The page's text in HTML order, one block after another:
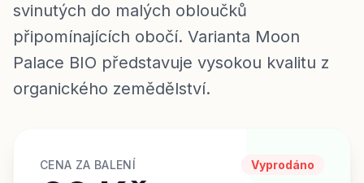
svinutých do malých obloučků
připomínajících obočí. Varianta Moon
Palace BIO představuje vysokou kvalitu z
organického zemědělství.
CENA ZA BALENÍ Vyprodáno